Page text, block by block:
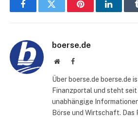
FacebookTwitter Pinterest
boerse.de
WebsiteFacebook
Über boerse.de boerse.de
Finanzportal und steht
unabhängige
Börse und Wirtschaft. Das